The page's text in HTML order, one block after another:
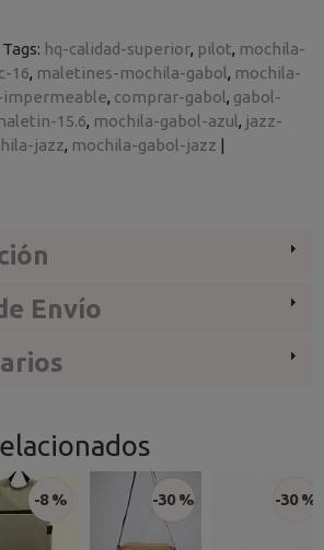
Tags: hq-calidad-superior pilot mochila-
16 maletines-mochila-gabol
mochila-
impermeable comprar-gabol
gabol-
15.6 mochila-gabol-azul
jazz-
jazz mochila-gabol-jazz |
Envío
-8 % -30 % -30 %